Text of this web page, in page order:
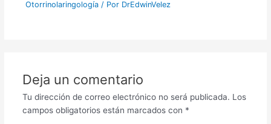
Otorrinolaringología/ Por DrEdwinVelez
Deja un comentario
Tu dirección de correo electrónico no será publicada. Los
campos obligatorios están marcados con *